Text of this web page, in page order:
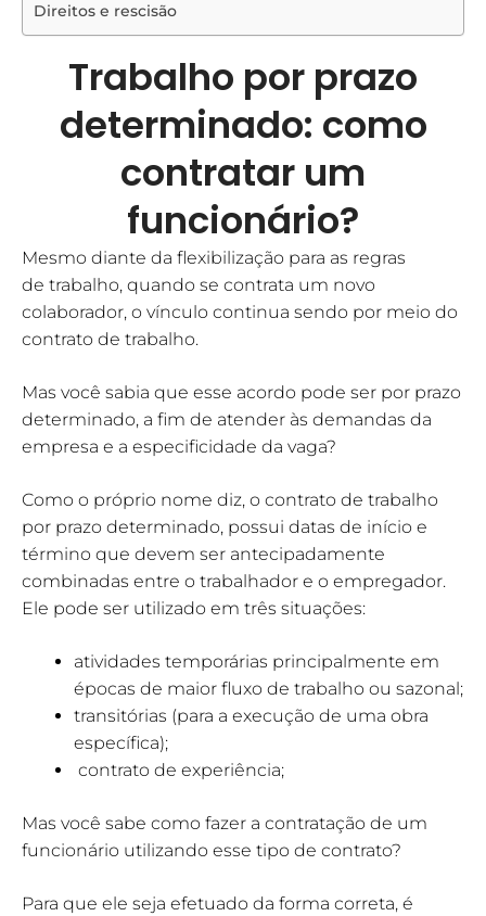
Direitos e rescisão
Trabalho por prazo
determinado: como
contratar um
funcionário?
Mesmo diante da flexibilização para as regras
de trabalho, quando se contrata um novo
colaborador, o vínculo continua sendo por meio do
contrato de trabalho.
Mas você sabia que esse acordo pode ser por prazo
determinado, a fim de atender às demandas da
empresa e a especificidade da vaga?
Como o próprio nome diz, o contrato de trabalho
por prazo determinado, possui datas de início e
término que devem ser antecipadamente
combinadas entre o trabalhador e o empregador.
Ele pode ser utilizado em três situações:
atividades temporárias principalmente em
épocas de maior fluxo de trabalho ou sazonal;
transitórias (para a execução de uma obra
específica);
contrato de experiência;
Mas você sabe como fazer a contratação de um
funcionário utilizando esse tipo de contrato?
Para que ele seja efetuado da forma correta, é